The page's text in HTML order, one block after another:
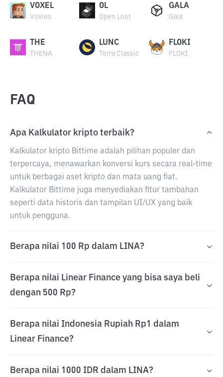
VOXEL
Voxies
OL
Open Loot
GALA
Gala
THE
THENA
LUNC
Terra Classic
FLOKI
FLOKI
FAQ
Apa Kalkulator kripto terbaik?
Kalkulator kripto Bittime adalah pilihan populer dan
terpercaya, menawarkan konversi kurs secara real-time
untuk berbagai aset kripto dan mata uang fiat.
Kalkulator Bittime juga menyediakan fitur tambahan
seperti data historis dan tampilan UI/UX yang baik
untuk pengguna.
Berapa nilai 100 Rp dalam LINA?
Berapa nilai Linear Finance yang bisa saya beli
dengan 500 Rp?
Berapa nilai Indonesia Rupiah Rp1 dalam
Linear Finance?
Berapa nilai 1000 IDR dalam LINA?